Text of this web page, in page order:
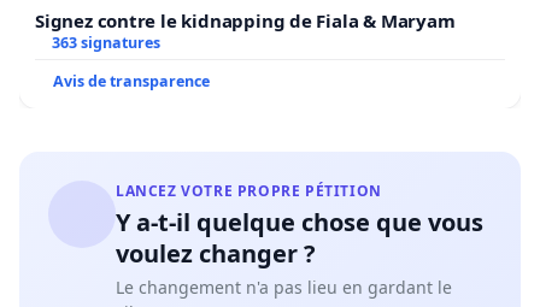
Signez contre le kidnapping de Fiala & Maryam
363 signatures
Avis de transparence
LANCEZ VOTRE PROPRE PÉTITION
Y a-t-il quelque chose que vous
voulez changer ?
Le changement n'a pas lieu en gardant le